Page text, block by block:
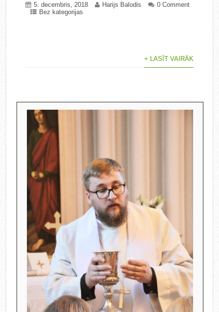
5. decembris, 2018 Harijs Balodis
0 Comment
Bez kategorijas
+ LASĪT VAIRĀK